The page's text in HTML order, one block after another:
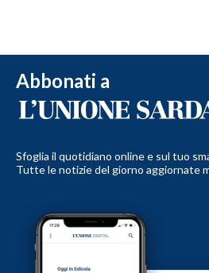
Abbonati a
Sfoglia il quotidiano online e sul tuo
Tutte le notizie del giorno aggiornate